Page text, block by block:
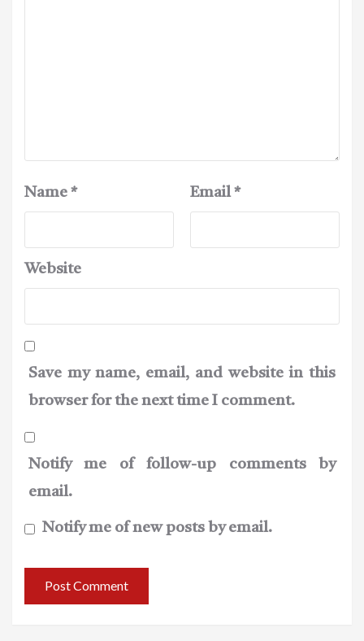
Name * Email*
Website
Save my name, email, and website in this
browser for the next time I comment.
Notify me of follow-up comments by
email.
Notify me of new posts by email.